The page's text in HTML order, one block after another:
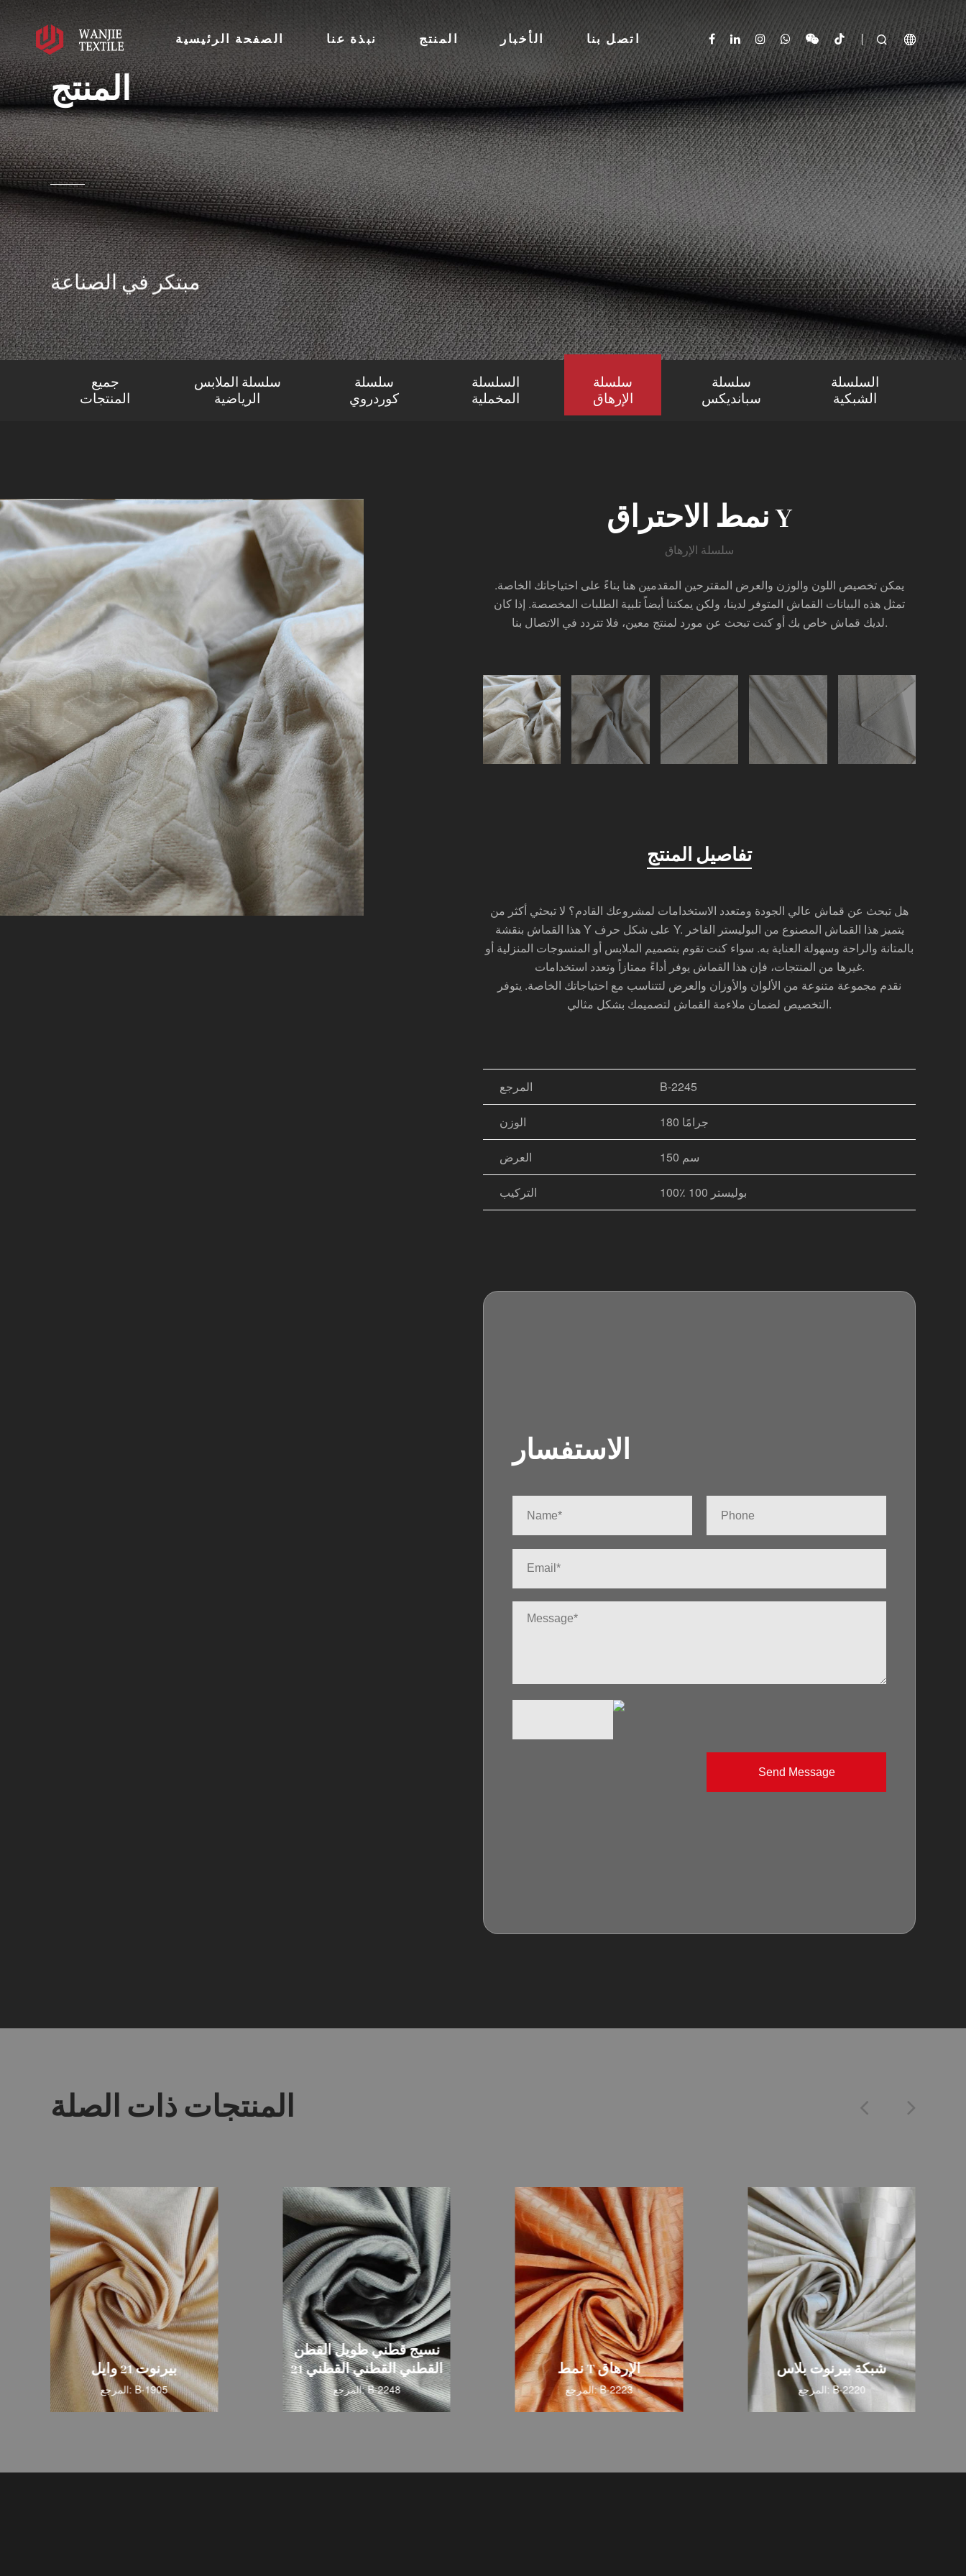
الصفحة الرئيسية نبذة عنا المنتج الأخبار اتصل بنا   
المنتج
مبتكر في الصناعة
جميع
المنتجات
سلسلة الملابس
الرياضية
سلسلة
كوردروي
السلسلة
المخملية
سلسلة
الإرهاق
سلسلة
سبانديكس
السلسلة
الشبكية
نمط الاحتراق Y
سلسلة الإرهاق
يمكن تخصيص اللون والوزن والعرض المقترحين المقدمين هنا بناءً على احتياجاتك الخاصة.
تمثل هذه البيانات القماش المتوفر لدينا، ولكن يمكننا أيضاً تلبية الطلبات المخصصة. إذا كان
لديك قماش خاص بك أو كنت تبحث عن مورد لمنتج معين، فلا تتردد في الاتصال بنا.
تفاصيل المنتج
هل تبحث عن قماش عالي الجودة ومتعدد الاستخدامات لمشروعك القادم؟ لا تبحثي أكثر من
هذا القماش بنقشة Y على شكل حرف Y. يتميز هذا القماش المصنوع من البوليستر الفاخر
بالمتانة والراحة وسهولة العناية به. سواء كنت تقوم بتصميم الملابس أو المنسوجات المنزلية أو
غيرها من المنتجات، فإن هذا القماش يوفر أداءً ممتازاً وتعدد استخدامات.
نقدم مجموعة متنوعة من الألوان والأوزان والعرض لتتناسب مع احتياجاتك الخاصة. يتوفر
التخصيص لضمان ملاءمة القماش لتصميمك بشكل مثالي.
المرجع B-2245
الوزن 180 جرامًا
العرض 150 سم
التركيب 100٪ بوليستر 100
الاستفسار
المنتجات ذات الصلة
بيرنوت 21 وايل
المرجع: B-1905
نسيج قطني طويل القطن
القطني القطني القطني 21
المرجع: B-2248
نمط T الإرهاق
المرجع: B-2223
شبكة بيرنوت بلاس
المرجع: B-2220